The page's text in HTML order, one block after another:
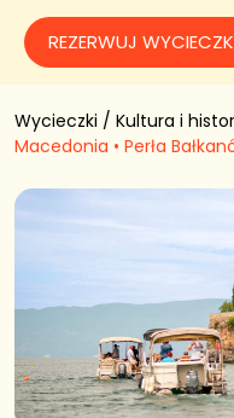
REZERWUJ
Wycieczki / Kultura i
Macedonia • Perła